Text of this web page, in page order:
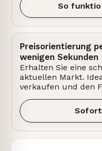
So
Preisorientierung
wenigen Sekunden
Erhalten Sie eine
aktuellen Markt.
verkaufen und den